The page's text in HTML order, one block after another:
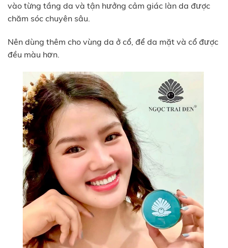
vào từng tầng da và tận hưởng cảm giác làn da được
chăm sóc chuyên sâu.
Nên dùng thêm cho vùng da ở cổ, để da mặt và cổ được
đều màu hơn.